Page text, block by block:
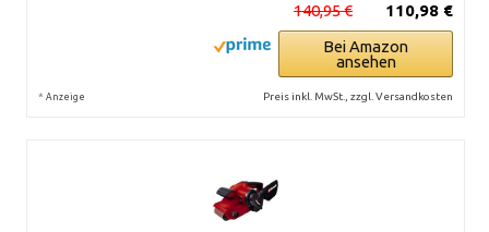
110,98 €
140,95 €
Bei Amazon
ansehen
* Anzeige Preis inkl. MwSt., zzgl. Versandkosten